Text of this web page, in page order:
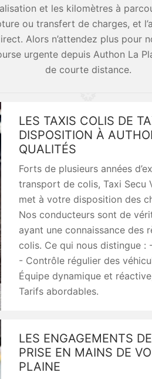
et les kilomètres à
ou transfert de charges, et
Alors n’attendez plus pour
urgente depuis Authon La
de courte distance.
LES TAXIS COLIS DE
DISPOSITION À
QUALITÉS
Forts de plusieurs années
transport de colis, Taxi Secu
met à votre disposition des
Nos conducteurs sont de
ayant une connaissance des
colis. Ce qui nous distingue :
- Contrôle régulier des
Équipe dynamique et
Tarifs abordables.
LES ENGAGEMENTS
PRISE EN MAINS DE
PLAINE